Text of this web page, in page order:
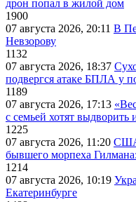
дрон попал в жилой дом
1900
07 августа 2026, 20:11 В
Невзорову
1132
07 августа 2026, 18:37
подвергся атаке БПЛА у
1189
07 августа 2026, 17:13
с семьей хотят выдворить
1225
07 августа 2026, 11:20 США
бывшего морпеха
1214
07 августа 2026, 10:19
Екатеринбурге